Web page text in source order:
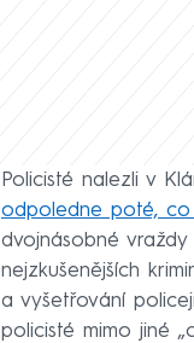
Policisté nalezli v
odpoledne poté, co
dvojnásobné
nejzkušenějších
a vyšetřování
policisté mimo jiné